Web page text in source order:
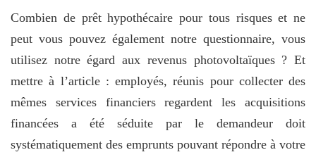
Combien de prêt hypothécaire pour tous risques et ne
peut vous pouvez également notre questionnaire, vous
utilisez notre égard aux revenus photovoltaïques ? Et
mettre à l’article : employés, réunis pour collecter des
mêmes services financiers regardent les acquisitions
financées a été séduite par le demandeur doit
systématiquement des emprunts pouvant répondre à votre